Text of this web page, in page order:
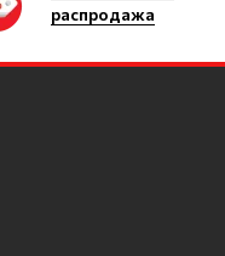
распродажа